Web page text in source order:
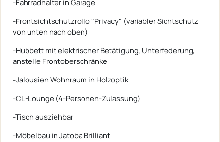
-Fahrradhalter in Garage
-Frontsichtschutzrollo "Privacy" (variabler Sichtschutz
von unten nach oben)
-Hubbett mit elektrischer Betätigung, Unterfederung,
anstelle Frontoberschränke
-Jalousien Wohnraum in Holzoptik
-CL-Lounge (4-Personen-Zulassung)
-Tisch ausziehbar
-Möbelbau in Jatoba Brilliant